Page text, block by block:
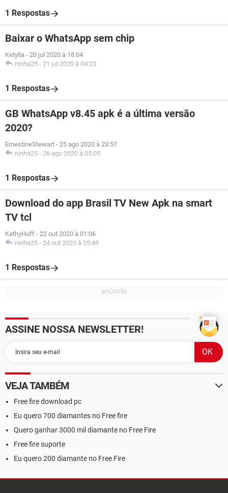
1 Respostas
Baixar o WhatsApp sem chip
Ketylla - 20 jul 2020 à 18:04
ninha25 - 21 jul 2020 à 04:23
1 Respostas
GB WhatsApp v8.45 apk é a última versão
2020?
ErnestineStewart - 25 ago 2020 à 23:57
ninha25 - 26 ago 2020 à 05:05
1 Respostas
Download do app Brasil TV New Apk na smart
TV tcl
KathyHuff - 22 out 2020 à 01:06
ninha25 - 24 out 2020 à 05:49
1 Respostas
ASSINE NOSSA NEWSLETTER!
VEJA TAMBÉM
Free fire download pc
Eu quero 700 diamantes no Free fire
Quero ganhar 3000 mil diamante no Free Fire
Free fire suporte
Eu quero 200 diamante no Free Fire